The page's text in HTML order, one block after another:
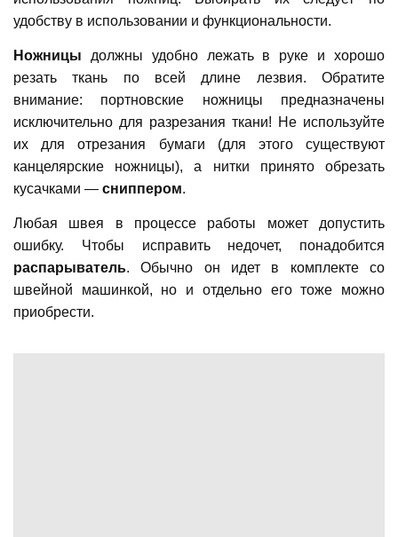
удобству в использовании и функциональности.
Ножницы должны удобно лежать в руке и хорошо
резать ткань по всей длине лезвия. Обратите
внимание: портновские ножницы предназначены
исключительно для разрезания ткани! Не используйте
их для отрезания бумаги (для этого существуют
канцелярские ножницы), а нитки принято обрезать
кусачками — сниппером.
Любая швея в процессе работы может допустить
ошибку. Чтобы исправить недочет, понадобится
распарыватель. Обычно он идет в комплекте со
швейной машинкой, но и отдельно его тоже можно
приобрести.